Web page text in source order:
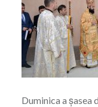
Duminica a șasea